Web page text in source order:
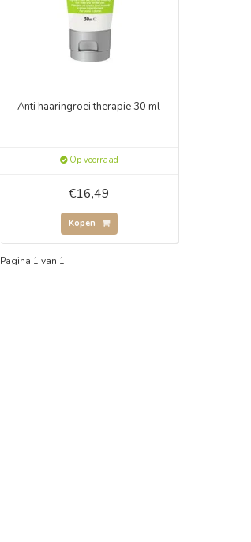
Anti haaringroei therapie 30 ml
Op voorraad
€16,49
Kopen
Pagina 1 van 1